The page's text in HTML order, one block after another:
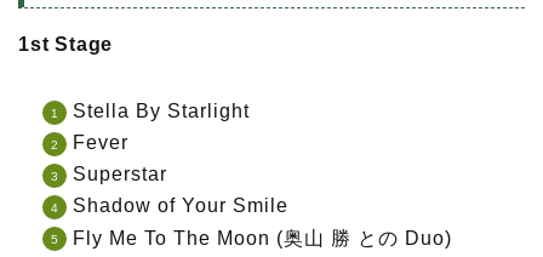
1st Stage
Stella By Starlight
Fever
Superstar
Shadow of Your Smile
Fly Me To The Moon (奥山 勝 との Duo)